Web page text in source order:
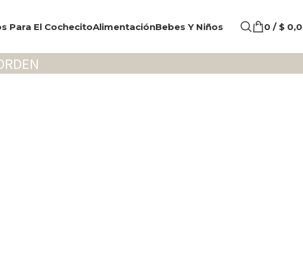
Para El CochecitoAlimentaciónBebes Y Niños 0 / $